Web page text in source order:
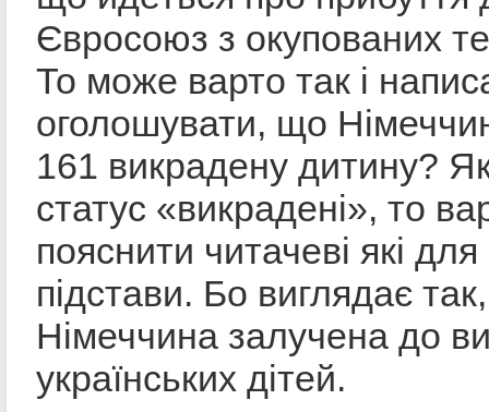
Євросоюз з окупованих
То може варто так і
оголошувати, що
161 викрадену дитину?
статус «викрадені», то
пояснити читачеві які
підстави. Бо виглядає
Німеччина залучена до
українських дітей.